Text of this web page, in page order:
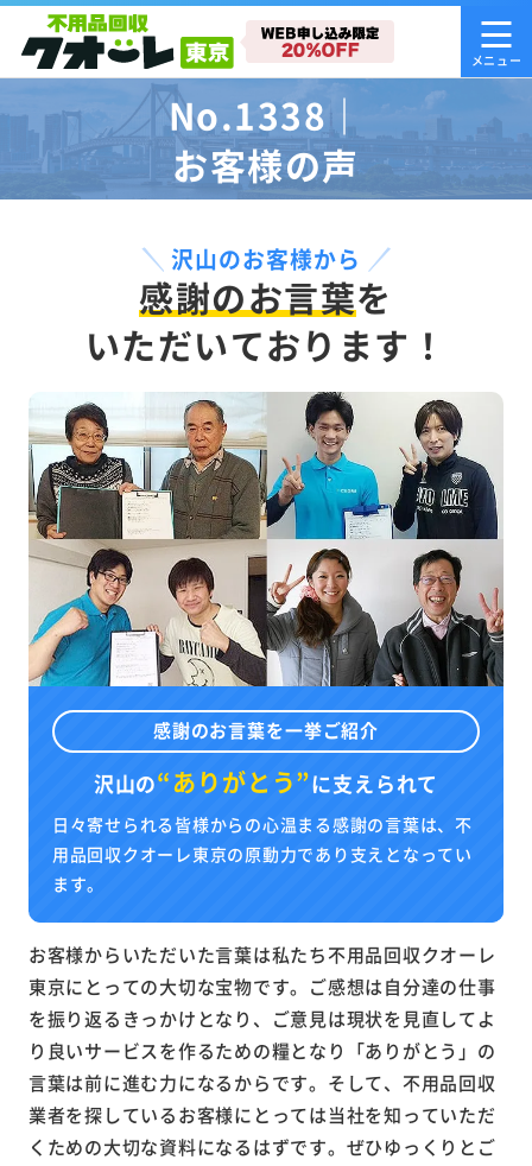
No.1338｜
お客様の声
沢山のお客様から
感謝のお言葉を
いただいております！
感謝のお言葉を一挙ご紹介
沢山の“ありがとう”に支えられて
日々寄せられる皆様からの心温まる感謝の言葉は、不
用品回収クオーレ東京の原動力であり支えとなってい
ます。
お客様からいただいた言葉は私たち不用品回収クオーレ
東京にとっての大切な宝物です。ご感想は自分達の仕事
を振り返るきっかけとなり、ご意見は現状を見直してよ
り良いサービスを作るための糧となり「ありがとう」の
言葉は前に進む力になるからです。そして、不用品回収
業者を探しているお客様にとっては当社を知っていただ
くための大切な資料になるはずです。ぜひゆっくりとご